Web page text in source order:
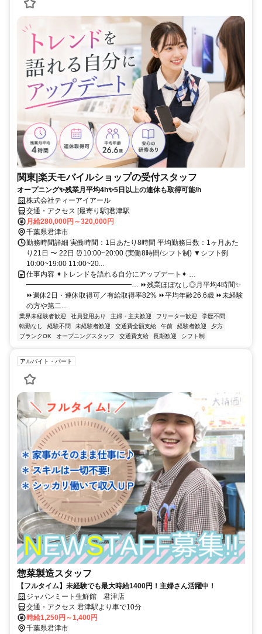
関東|楽天モバイルショップの受付スタッフ
オープニング✨残業月平均4h✨5日以上の連休も取得可能/h
株式会社ティーアイアール
交通・アクセス [最寄り駅]君津駅
月給280,000円～320,000円
千葉県君津市
勤務時間詳細 実働時間：1日あたり8時間 平均勤務日数：1ヶ月あた
り21日 〜 22日 ⏰10:00~20:00 (実働8時間/シフト制) ▼シフト例
10:00~19:00 11:00~20...
仕事内容 ✦トレンドを語れる自分にアップデート✦ …
━━━━━━━━━━━━━━━… ⏩残業ほぼなし◎月平均4時間✨
⏩週休2日・連休取得可／有給取得率82% ⏩平均年齢26.6歳 ⏩未経験
の方や第二...
業界未経験者歓迎 社員登用あり 主婦・主夫歓迎 フリーター歓迎
学歴不問
転勤なし
経験不問 未経験者歓迎 交通費全額支給 午前 経験者歓迎
夕方
ブランクOK
オープニングスタッフ 交通費支給 長期歓迎 シフト制
アルバイト・パート
惣菜製造スタッフ
【フルタイム】未経験でも最大時給1400円！主婦さん活躍中！
ジャパンミート生鮮館 君津店
交通・アクセス 君津駅より車で10分
時給1,250円～1,400円
千葉県君津市